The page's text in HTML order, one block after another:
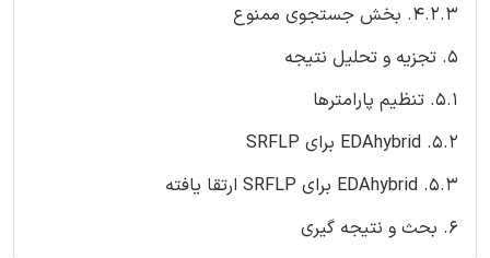
4.2.3. بخش جستجوی ممنوع
5. تجزیه و تحلیل نتیجه
5.1. تنظیم پارامترها
5.2. EDAhybrid برای SRFLP
5.3. EDAhybrid برای SRFLP ارتقا یافته
6. بحث و نتیجه گیری